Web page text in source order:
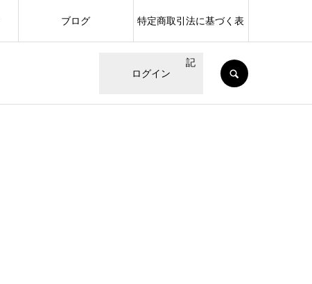
ログイン
ブログ 特定商取引法に基づく表
記